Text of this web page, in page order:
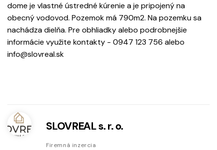
dome je vlastné ústredné kúrenie a je pripojený na
obecný vodovod. Pozemok má 790m2. Na pozemku sa
nachádza dielňa. Pre obhliadky alebo podrobnejšie
informácie využite kontakty - 0947 123 756 alebo
info@slovreal.sk
SLOVREAL s. r. o.
Firemná inzercia